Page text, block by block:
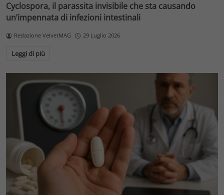
Cyclospora, il parassita invisibile che sta causando
un’impennata di infezioni intestinali
Redazione VelvetMAG 29 Luglio 2026
Leggi di più